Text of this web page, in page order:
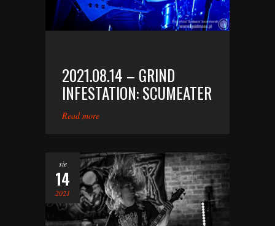
2021.08.14 – GRIND
INFESTATION: SCUMEATER
Read more
sie
14
2021